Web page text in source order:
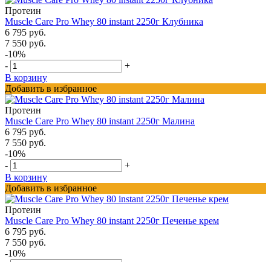
Протеин
Muscle Care Pro Whey 80 instant 2250г Клубника
6 795 руб.
7 550 руб.
-10%
-
+
В корзину
Добавить в избранное
Протеин
Muscle Care Pro Whey 80 instant 2250г Малина
6 795 руб.
7 550 руб.
-10%
-
+
В корзину
Добавить в избранное
Протеин
Muscle Care Pro Whey 80 instant 2250г Печенье крем
6 795 руб.
7 550 руб.
-10%